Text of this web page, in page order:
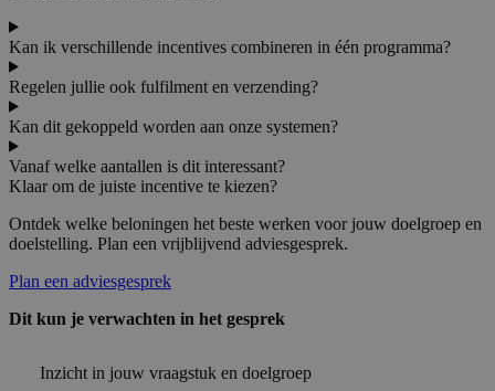
Kan ik verschillende incentives combineren in één programma?
Regelen jullie ook fulfilment en verzending?
Kan dit gekoppeld worden aan onze systemen?
Vanaf welke aantallen is dit interessant?
Klaar om de juiste incentive te kiezen?
Ontdek welke beloningen het beste werken voor jouw doelgroep en
doelstelling. Plan een vrijblijvend adviesgesprek.
Plan een adviesgesprek
Dit kun je verwachten in het gesprek
Inzicht in jouw vraagstuk en doelgroep